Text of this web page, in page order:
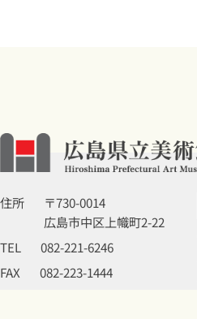
住所
〒730-0014
広島市中区上幟町2-22
TEL
082-221-6246
FAX
082-223-1444